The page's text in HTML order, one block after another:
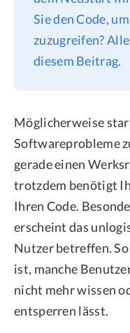
Sie den Code,
zuzugreifen?
diesem Beitrag.
Möglicherweise
Softwareprobleme
gerade einen
trotzdem benötigt
Ihren Code.
erscheint das
Nutzer betreffen.
ist, manche
nicht mehr wissen
entsperren lässt.